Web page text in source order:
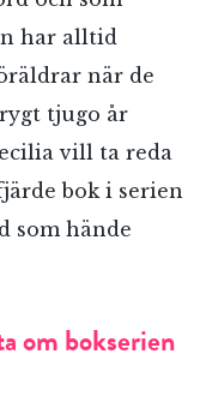
har alltid
när de
tjugo år
vill ta reda
bok i serien
som hände
om bokserien